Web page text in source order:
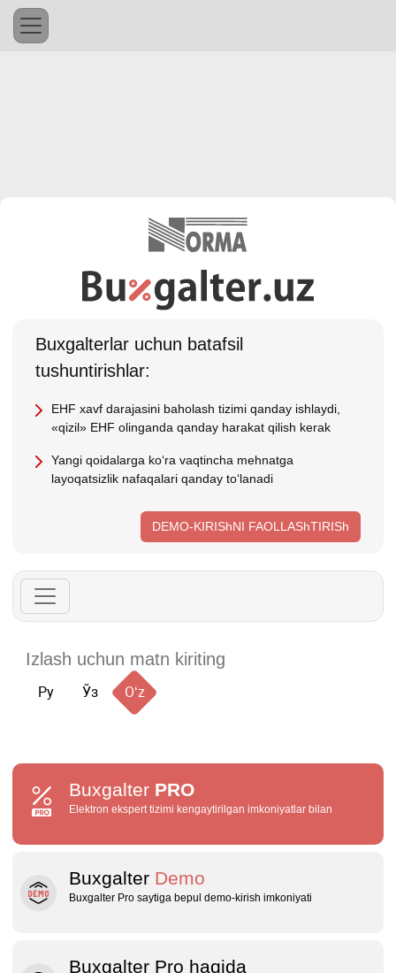
Buхgalterlar uchun batafsil
tushuntirishlar:
EHF хavf darajasini baholash tizimi qanday ishlaydi,
«qizil» EHF olinganda qanday harakat qilish kerak
Yangi qoidalarga koʻra vaqtincha mehnatga
layoqatsizlik nafaqalari qanday toʻlanadi
DEMO-KIRIShNI FAOLLAShTIRISh
Ру Ўз Oʻz
Buxgalter PRO
Elektron ekspert tizimi kengaytirilgan imkoniyatlar bilan
Buxgalter Demo
Buxgalter Pro saytiga bepul demo‑kirish imkoniyati
Buxgalter Pro haqida